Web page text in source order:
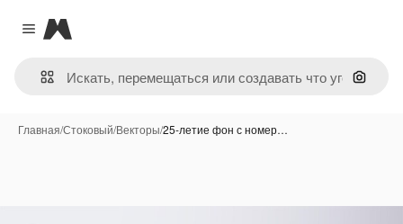
Close menu
Magnific
Поиск
Главная/Стоковый/Векторы/25-летие фон с номер…